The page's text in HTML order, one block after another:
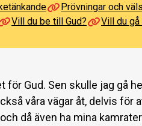
Prövningar och
Vill du be till Gud? Vill du
för Gud. Sen skulle jag gå
våra vägar åt, delvis för
då även ha mina